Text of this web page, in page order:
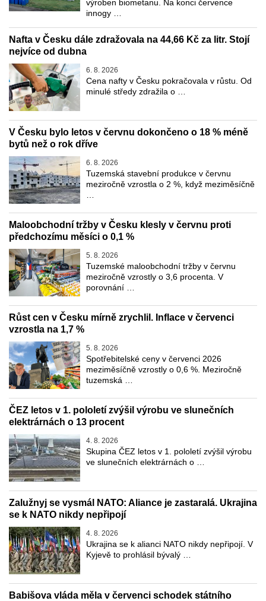
výroben biometanu. Na konci července
innogy …
Nafta v Česku dále zdražovala na 44,66 Kč za litr. Stojí
nejvíce od dubna
6. 8. 2026
Cena nafty v Česku pokračovala v růstu. Od
minulé středy zdražila o …
V Česku bylo letos v červnu dokončeno o 18 % méně
bytů než o rok dříve
6. 8. 2026
Tuzemská stavební produkce v červnu
meziročně vzrostla o 2 %, když meziměsíčně
Maloobchodní tržby v Česku klesly v červnu proti
předchozímu měsíci o 0,1 %
5. 8. 2026
Tuzemské maloobchodní tržby v červnu
meziročně vzrostly o 3,6 procenta. V
porovnání …
Růst cen v Česku mírně zrychlil. Inflace v červenci
vzrostla na 1,7 %
5. 8. 2026
Spotřebitelské ceny v červenci 2026
meziměsíčně vzrostly o 0,6 %. Meziročně
tuzemská …
ČEZ letos v 1. pololetí zvýšil výrobu ve slunečních
elektrárnách o 13 procent
4. 8. 2026
Skupina ČEZ letos v 1. pololetí zvýšil výrobu
ve slunečních elektrárnách o …
Zalužnyj se vysmál NATO: Aliance je zastaralá. Ukrajina
se k NATO nikdy nepřipojí
4. 8. 2026
Ukrajina se k alianci NATO nikdy nepřipojí. V
Kyjevě to prohlásil bývalý …
Babišova vláda měla v červenci schodek státního